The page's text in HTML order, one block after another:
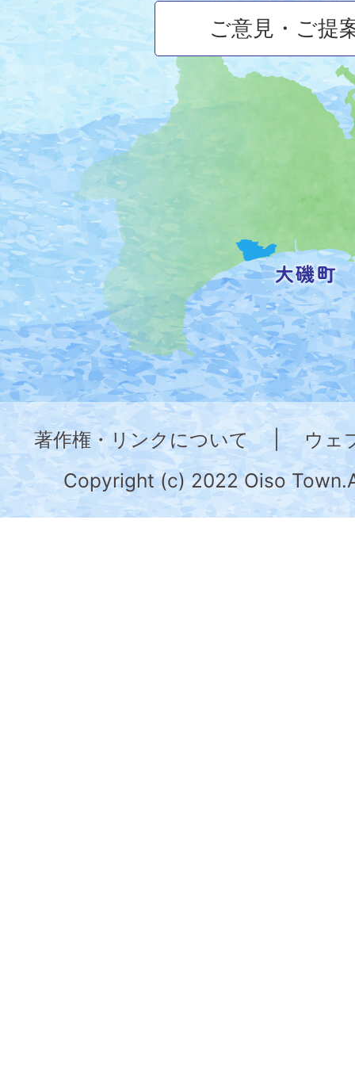
磯
町
の
位
置
を
記
し
た
地
図。
神
奈
川
県
の
ご意見・ご提
著作権・リンクについて
ウェ
Copyright (c) 2022 Oiso